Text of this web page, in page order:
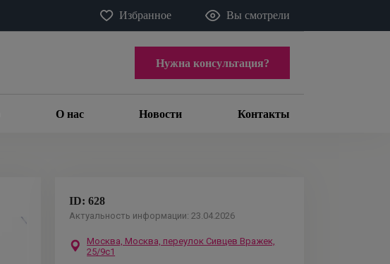
Избранное Вы смотрели
Нужна консультация?
О нас Новости Контакты
ID: 628
Актуальность информации: 23.04.2026
Москва, Москва, переулок Сивцев Вражек,
25/9с1